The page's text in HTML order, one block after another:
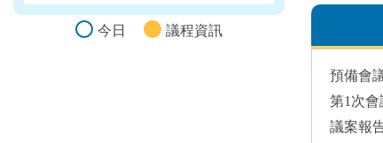
今日
議程資訊
預備會
第1次會
議案報